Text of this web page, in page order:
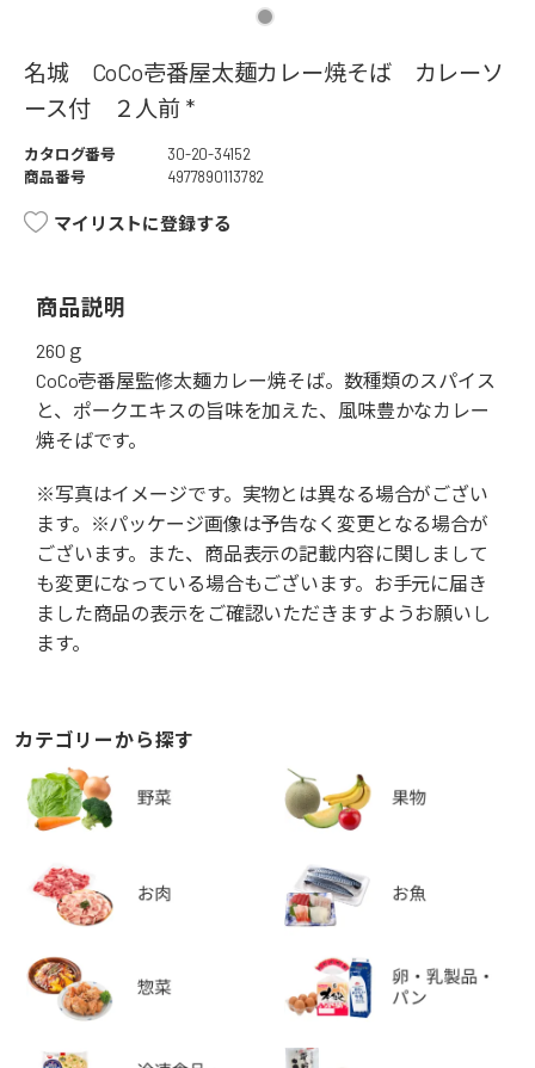
名城 CoCo壱番屋太麺カレー焼そば カレーソ
ース付 ２人前 *
カタログ番号
30-20-34152
商品番号
4977890113782
マイリストに登録する
商品説明
260ｇ
CoCo壱番屋監修太麺カレー焼そば。数種類のスパイス
と、ポークエキスの旨味を加えた、風味豊かなカレー
焼そばです。
※写真はイメージです。実物とは異なる場合がござい
ます。※パッケージ画像は予告なく変更となる場合が
ございます。また、商品表示の記載内容に関しまして
も変更になっている場合もございます。お手元に届き
ました商品の表示をご確認いただきますようお願いし
ます。
カテゴリーから探す